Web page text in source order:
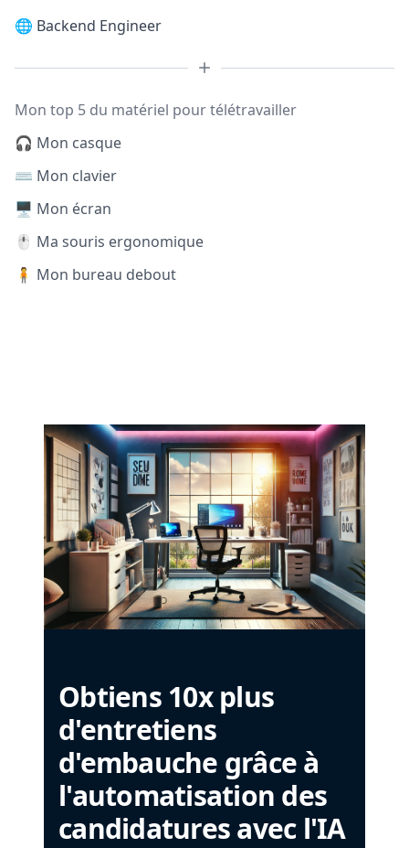
🌐 Backend Engineer
Mon top 5 du matériel pour télétravailler
🎧 Mon casque
⌨️ Mon clavier
🖥️ Mon écran
🖱️ Ma souris ergonomique
🧍 Mon bureau debout
Obtiens 10x plus
d'entretiens
d'embauche grâce à
l'automatisation des
candidatures avec l'IA